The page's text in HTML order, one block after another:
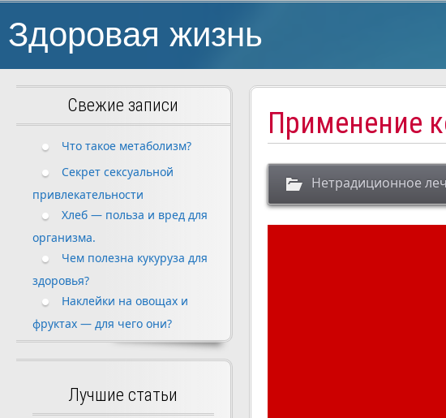
Здоровая жизнь
Применение
Нетрадиционное
Свежие записи
Что такое метаболизм?
Секрет сексуальной
привлекательности
Хлеб — польза и вред для
организма.
Чем полезна кукуруза для
здоровья?
Наклейки на овощах и
фруктах — для чего они?
Лучшие статьи